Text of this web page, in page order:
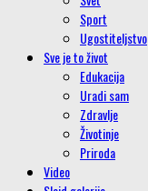
Sport
Ugostiteljstvo
Sve je to život
Edukacija
Uradi sam
Zdravlje
Životinje
Priroda
Video